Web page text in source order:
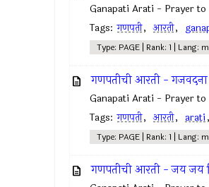
Ganapati Arati - Prayer to
Tags: गणपती, आरती,
Type: PAGE | Rank: 1 | Lang:
गणपतीची आरती -
Ganapati Arati - Prayer to
Tags: गणपती, आरती, arati,
Type: PAGE | Rank: 1 | Lang:
गणपतीची आरती - जय जय